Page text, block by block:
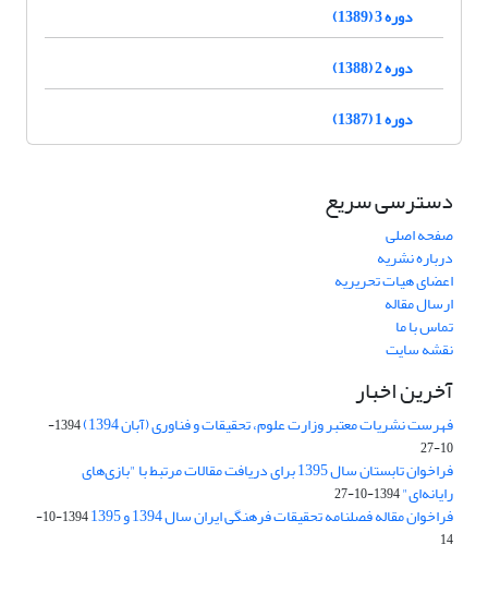
دوره 3 (1389)
دوره 2 (1388)
دوره 1 (1387)
دسترسی سریع
صفحه اصلی
درباره نشریه
اعضای هیات تحریریه
ارسال مقاله
تماس با ما
نقشه سایت
آخرین اخبار
فهرست نشریات معتبر وزارت علوم، تحقیقات و فناوری (آبان 1394)
1394-
10-27
فراخوان تابستان سال 1395 برای دریافت مقالات مرتبط با "بازی‌های
رایانه‌ای"1394-10-27
فراخوان مقاله فصلنامه تحقیقات فرهنگی ایران سال 1394 و 1395
1394-10-
14